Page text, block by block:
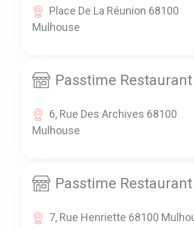
Place De La Réunion 68100
Mulhouse
Passtime Restaurant
6, Rue Des Archives 68100
Mulhouse
Passtime Restaurant
7, Rue Henriette 68100